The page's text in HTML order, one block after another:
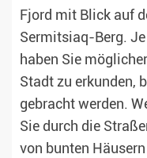
Fjord mit Blick auf
Sermitsiaq-Berg.
haben Sie
Stadt zu erkunden,
gebracht werden.
Sie durch die
von bunten